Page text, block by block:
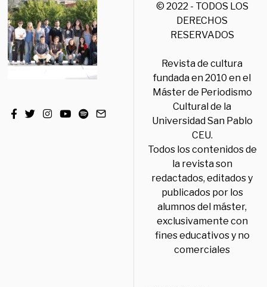
© 2022 - TODOS LOS
DERECHOS
RESERVADOS
Revista de cultura
fundada en 2010 en el
Máster de Periodismo
Cultural de la
Universidad San Pablo
CEU.
Todos los contenidos de
la revista son
redactados, editados y
publicados por los
alumnos del máster,
exclusivamente con
fines educativos y no
comerciales